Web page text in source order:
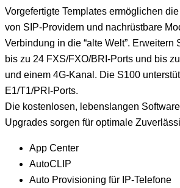
Vorgefertigte Templates ermöglichen
von SIP-Providern und nachrüstbare
Verbindung in die “alte Welt”. Erweitern
bis zu 24 FXS/FXO/BRI-Ports und bis
und einem 4G-Kanal. Die S100
E1/T1/PRI-Ports.
Die kostenlosen, lebenslangen
Upgrades sorgen für optimale
App Center
AutoCLIP
Auto Provisioning für IP-Telefone